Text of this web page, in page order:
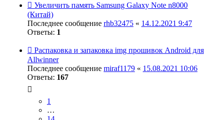
Увеличить память Samsung Galaxy Note n8000
(Китай)
Последнее сообщение rhb32475 « 14.12.2021 9:47
Ответы: 1
Распаковка и запаковка img прошивок Android для
Allwinner
Последнее сообщение miraf1179 « 15.08.2021 10:06
Ответы: 167
1
…